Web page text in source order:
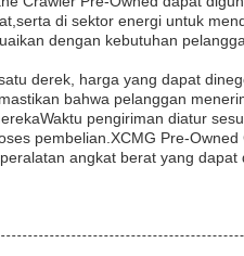
di sektor energi untuk
dengan kebutuhan
derek, harga yang dapat
bahwa pelanggan
pengiriman diatur
pembelian.XCMG Pre-
angkat berat yang dapat